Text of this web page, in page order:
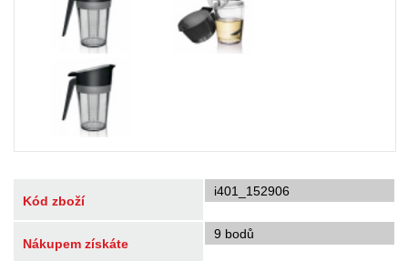
Kód zboží
i401_152906
Nákupem získáte
9 bodů